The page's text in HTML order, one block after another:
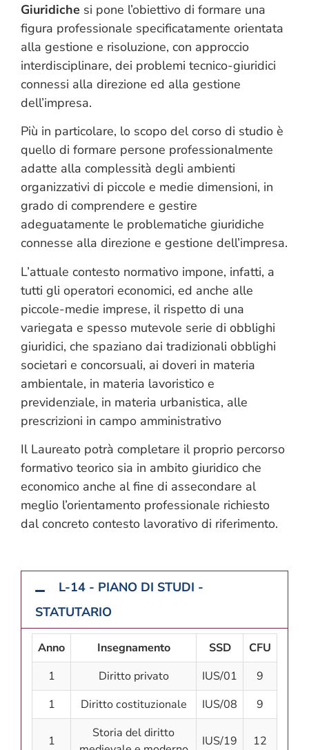
Giuridiche si pone l’obiettivo di formare una
figura professionale specificatamente orientata
alla gestione e risoluzione, con approccio
interdisciplinare, dei problemi tecnico-giuridici
connessi alla direzione ed alla gestione
dell’impresa.
Più in particolare, lo scopo del corso di studio è
quello di formare persone professionalmente
adatte alla complessità degli ambienti
organizzativi di piccole e medie dimensioni, in
grado di comprendere e gestire
adeguatamente le problematiche giuridiche
connesse alla direzione e gestione dell’impresa.
L’attuale contesto normativo impone, infatti, a
tutti gli operatori economici, ed anche alle
piccole-medie imprese, il rispetto di una
variegata e spesso mutevole serie di obblighi
giuridici, che spaziano dai tradizionali obblighi
societari e concorsuali, ai doveri in materia
ambientale, in materia lavoristico e
previdenziale, in materia urbanistica, alle
prescrizioni in campo amministrativo
Il Laureato potrà completare il proprio percorso
formativo teorico sia in ambito giuridico che
economico anche al fine di assecondare al
meglio l’orientamento professionale richiesto
dal concreto contesto lavorativo di riferimento.
L-14 - PIANO DI STUDI -
STATUTARIO
Anno Insegnamento SSD
CFU
1
Diritto privato IUS/01
9
1
Diritto costituzionale IUS/08 9
1
Storia del diritto
IUS/19 12